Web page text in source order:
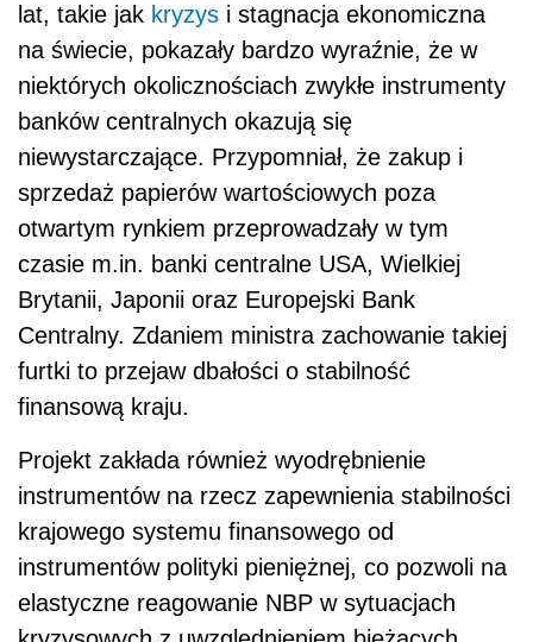
lat, takie jak kryzys i stagnacja ekonomiczna
na świecie, pokazały bardzo wyraźnie, że w
niektórych okolicznościach zwykłe instrumenty
banków centralnych okazują się
niewystarczające. Przypomniał, że zakup i
sprzedaż papierów wartościowych poza
otwartym rynkiem przeprowadzały w tym
czasie m.in. banki centralne USA, Wielkiej
Brytanii, Japonii oraz Europejski Bank
Centralny. Zdaniem ministra zachowanie takiej
furtki to przejaw dbałości o stabilność
finansową kraju.
Projekt zakłada również wyodrębnienie
instrumentów na rzecz zapewnienia stabilności
krajowego systemu finansowego od
instrumentów polityki pieniężnej, co pozwoli na
elastyczne reagowanie NBP w sytuacjach